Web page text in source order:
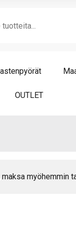
OUTLET
maksa myöhemmin